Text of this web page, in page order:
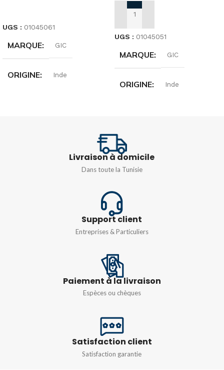
UGS : 01045061
MARQUE GIC
ORIGINE Inde
AJOUTER AU PANIER
UGS : 01045051
MARQUE GIC
ORIGINE Inde
24 VDC
Livraison à domicile
Dans toute la Tunisie
Support client
Entreprises & Particuliers
Paiement à la livraison
Espèces ou chèques
Satisfaction client
Satisfaction garantie